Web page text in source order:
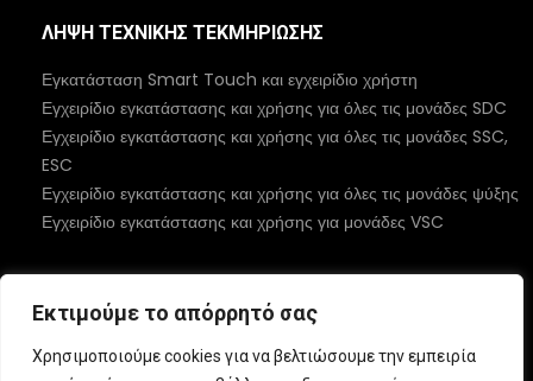
Εκτιμούμε το απόρρητό σας
Χρησιμοποιούμε cookies για να βελτιώσουμε την εμπειρία
ΛΉΨΗ ΤΕΧΝΙΚΉΣ ΤΕΚΜΗΡΊΩΣΗΣ
Εγκατάσταση Smart Touch και εγχειρίδιο χρήστη
Εγχειρίδιο εγκατάστασης και χρήσης για όλες τις μονάδες SDC
Εγχειρίδιο εγκατάστασης και χρήσης για όλες τις μονάδες SSC,
ESC
Εγχειρίδιο εγκατάστασης και χρήσης για όλες τις μονάδες ψύξης
Εγχειρίδιο εγκατάστασης και χρήσης για μονάδες VSC
ΚΟΙΝΩΝΙΚΉ